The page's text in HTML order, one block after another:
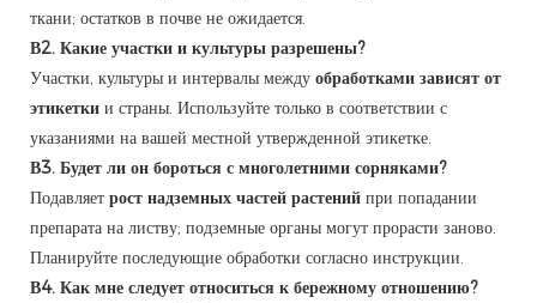
ткани; остатков в почве не ожидается.
В2. Какие участки и культуры разрешены?
Участки, культуры и интервалы между обработками зависят от
этикетки и страны. Используйте только в соответствии с
указаниями на вашей местной утвержденной этикетке.
В3. Будет ли он бороться с многолетними сорняками?
Подавляет рост надземных частей растений при попадании
препарата на листву; подземные органы могут прорасти заново.
Планируйте последующие обработки согласно инструкции.
В4. Как мне следует относиться к бережному отношению?